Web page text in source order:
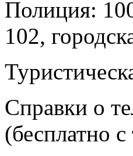
Полиция:
102,
Справки о
(бесплатно